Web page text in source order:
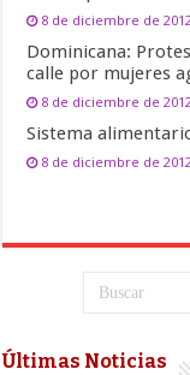
8 de diciembre de
Dominicana:
calle por mujeres
8 de diciembre de
Sistema
8 de diciembre de
Últimas Noticias